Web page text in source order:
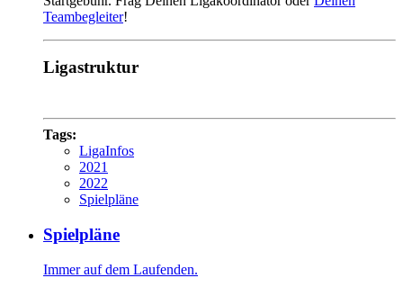
Teambegleiter!
Ligastruktur
Tags:
LigaInfos
2021
2022
Spielpläne
Spielpläne
Immer auf dem Laufenden.